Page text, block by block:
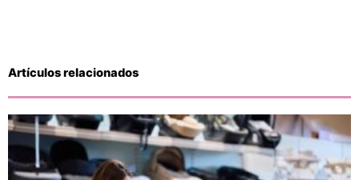
Artículos relacionados